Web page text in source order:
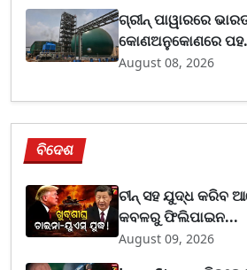
ଗ୍ରୀନ୍ ପାୱାରରେ
କୋଣଅନୁକୋଣରେ
August 08, 2026
ବିଦେଶ
ଚୀନ୍ ସହ ଯୁଦ୍ଧ କରିବ
କବଳରୁ ଫିଲିପାଇନ...
August 09, 2026